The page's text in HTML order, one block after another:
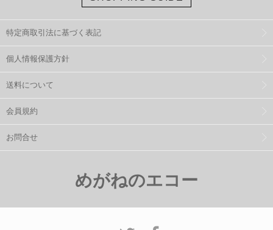
特定商取引法に基づく表記
個人情報保護方針
送料について
会員規約
お問合せ
めがねのエコー